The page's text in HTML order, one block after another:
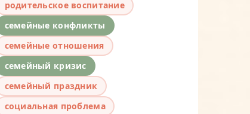
родительское воспитание
семейные конфликты
семейные отношения
семейный кризис
семейный праздник
социальная проблема